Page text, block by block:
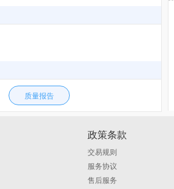
质量报告
政策条款
交易规则
服务协议
售后服务